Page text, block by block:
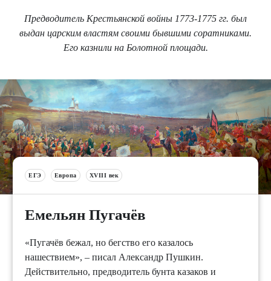
Предводитель Крестьянской войны 1773-1775 гг. был
выдан царским властям своими бывшими соратниками.
Его казнили на Болотной площади.
ЕГЭ Европа XVIII век
Емельян Пугачёв
«Пугачёв бежал, но бегство его казалось
нашествием», – писал Александр Пушкин.
Действительно, предводитель бунта казаков и